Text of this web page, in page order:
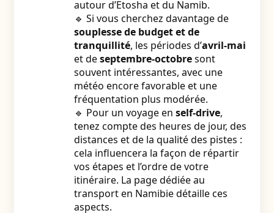
autour d’Etosha et du Namib.
🔹 Si vous cherchez davantage de
souplesse de budget et de
tranquillité, les périodes d’avril-mai
et deseptembre-octobresont
souvent intéressantes, avec une
météo encore favorable et une
fréquentation plus modérée.
🔹 Pour un voyage en self-drive,
tenez compte des heures de jour, des
distances et de la qualité des pistes :
cela influencera la façon de répartir
vos étapes et l’ordre de votre
itinéraire. La page dédiée au
transport en Namibiedétaille ces
aspects.